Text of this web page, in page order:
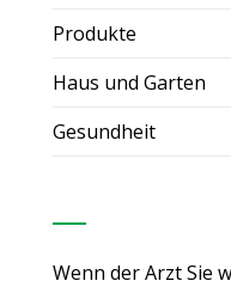
Produkte
Haus und Garten
Gesundheit
Wenn der Arzt Sie